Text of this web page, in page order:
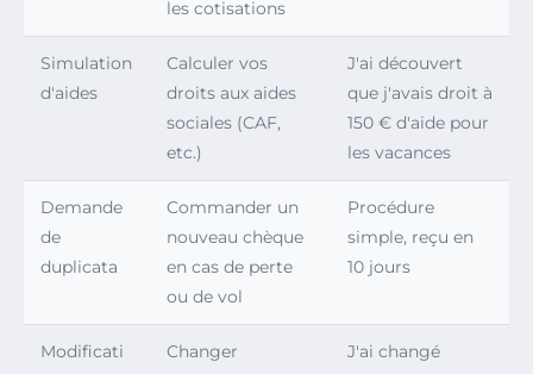
les cotisations
Simulation
d'aides
Calculer vos
droits aux aides
sociales (CAF,
etc.)
J'ai découvert
que j'avais droit à
150 € d'aide pour
les vacances
Demande
de
duplicata
Commander un
nouveau chèque
en cas de perte
ou de vol
Procédure
simple, reçu en
10 jours
Modificati
Changer
J'ai changé